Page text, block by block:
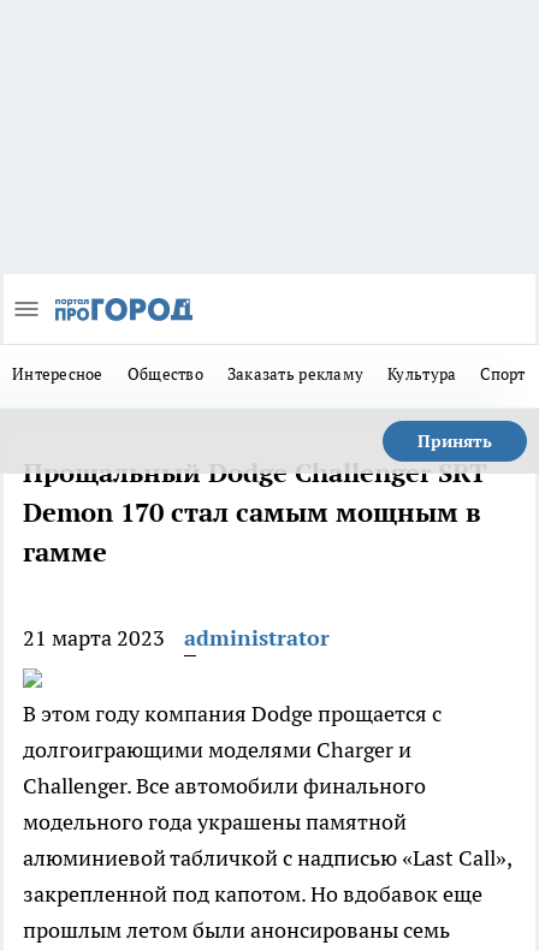
Интересное Общество Заказать рекламу Культура Спорт
Принять
Прощальный Dodge Challenger SRT
Demon 170 стал самым мощным в
гамме
21 марта 2023 administrator
В этом году компания Dodge прощается с
долгоиграющими моделями Charger и
Challenger. Все автомобили финального
модельного года украшены памятной
алюминиевой табличкой с надписью «Last Call»,
закрепленной под капотом. Но вдобавок еще
прошлым летом были анонсированы семь